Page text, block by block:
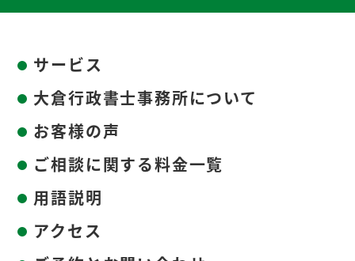
サービス
大倉行政書士事務所について
お客様の声
ご相談に関する料金一覧
用語説明
アクセス